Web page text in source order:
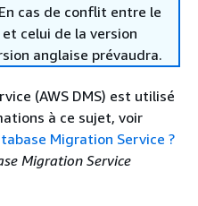
cas de conflit entre le
celui de la version
anglaise prévaudra.
(AWS DMS) est utilisé
à ce sujet, voir
Migration Service ?
Migration Service